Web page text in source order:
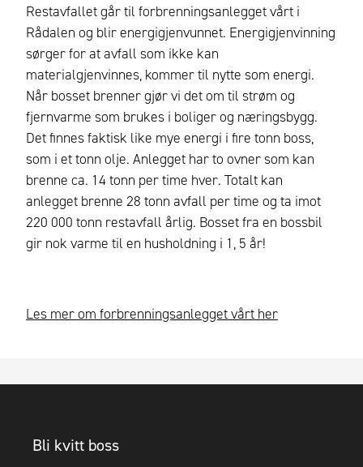
Restavfallet går til forbrenningsanlegget vårt i
Rådalen og blir energigjenvunnet. Energigjenvinning
sørger for at avfall som ikke kan
materialgjenvinnes, kommer til nytte som energi.
Når bosset brenner gjør vi det om til strøm og
fjernvarme som brukes i boliger og næringsbygg.
Det finnes faktisk like mye energi i fire tonn boss,
som i et tonn olje. Anlegget har to ovner som kan
brenne ca. 14 tonn per time hver. Totalt kan
anlegget brenne 28 tonn avfall per time og ta imot
220 000 tonn restavfall årlig. Bosset fra en bossbil
gir nok varme til en husholdning i 1, 5 år!
Les mer om forbrenningsanlegget vårt her
Bli kvitt boss